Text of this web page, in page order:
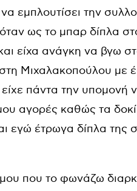
να εμπλουτίσει την
ως το μπαρ δίπλα
είχα ανάγκη να βγω
Μιχαλακοπούλου με
πάντα την υπομονή
αγορές καθώς τα
εγώ έτρωγα δίπλα της
μου που το φωνάζω